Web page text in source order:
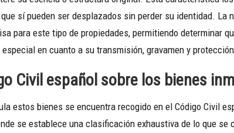
sí pueden ser desplazados sin perder su identidad. La
para este tipo de propiedades, permitiendo determinar
en cuanto a su transmisión, gravamen y
Civil español sobre los bienes
estos bienes se encuentra recogido en el Código Civil
se establece una clasificación exhaustiva de lo que se